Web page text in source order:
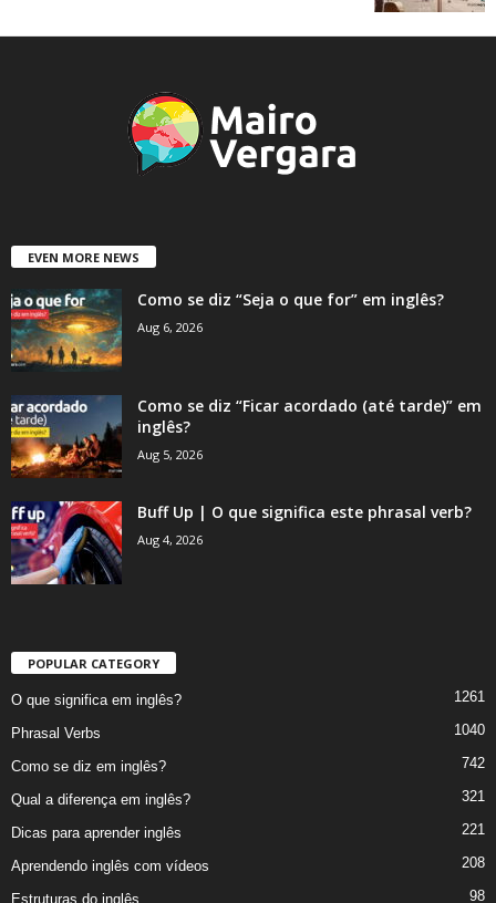
EVEN MORE NEWS
Como se diz “Seja o que for” em inglês?
Aug 6, 2026
Como se diz “Ficar acordado (até tarde)” em
inglês?
Aug 5, 2026
Buff Up | O que significa este phrasal verb?
Aug 4, 2026
POPULAR CATEGORY
O que significa em inglês? 1261
Phrasal Verbs 1040
Como se diz em inglês? 742
Qual a diferença em inglês? 321
Dicas para aprender inglês 221
Aprendendo inglês com vídeos 208
Estruturas do inglês 98